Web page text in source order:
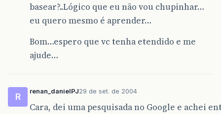
basear?..Lógico que eu não vou chupinhar…
eu quero mesmo é aprender…
Bom…espero que vc tenha etendido e me
ajude…
R
renan_danielPJ29 de set. de 2004
Cara, dei uma pesquisada no Google e achei